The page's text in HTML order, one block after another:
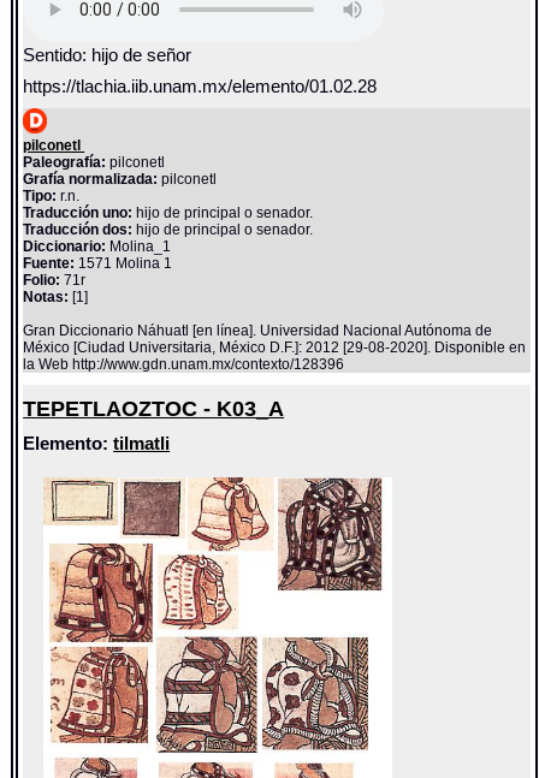
Sentido: hijo de señor
https://tlachia.iib.unam.mx/elemento/01.02.28
pilconetl
Paleografía: pilconetl
Grafía normalizada: pilconetl
Tipo: r.n.
Traducción uno: hijo de principal o senador.
Traducción dos: hijo de principal o senador.
Diccionario: Molina_1
Fuente: 1571 Molina 1
Folio: 71r
Notas: [1]
Gran Diccionario Náhuatl [en línea]. Universidad Nacional Autónoma de
México [Ciudad Universitaria, México D.F.]: 2012 [29-08-2020]. Disponible en
la Web http://www.gdn.unam.mx/contexto/128396
TEPETLAOZTOC - K03_A
Elemento:tilmatli